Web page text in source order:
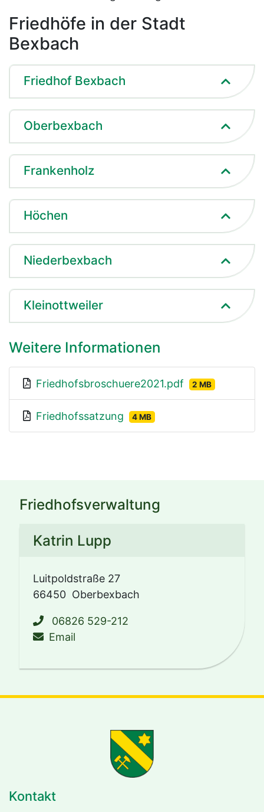
Friedhöfe in der Stadt
Bexbach
Friedhof Bexbach
Oberbexbach
Frankenholz
Höchen
Niederbexbach
Kleinottweiler
Weitere Informationen
Friedhofsbroschuere2021.pdf 2 MB
Friedhofssatzung 4 MB
Friedhofsverwaltung
Katrin Lupp
Luitpoldstraße 27
66450 Oberbexbach
06826 529-212
Emailschreiben an
Kontakt